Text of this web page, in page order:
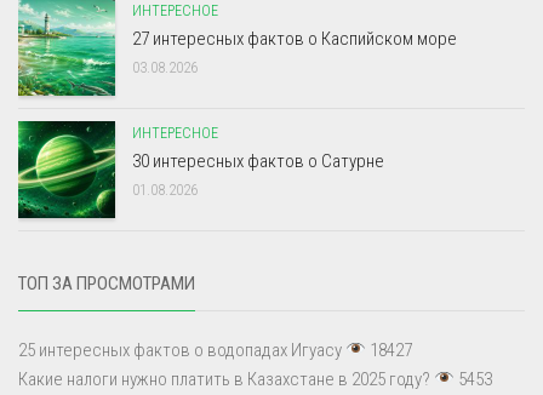
ИНТЕРЕСНОЕ
27 интересных фактов о Каспийском море
03.08.2026
ИНТЕРЕСНОЕ
30 интересных фактов о Сатурне
01.08.2026
ТОП ЗА ПРОСМОТРАМИ
25 интересных фактов о водопадах Игуасу
18427
Какие налоги нужно платить в Казахстане в 2025 году?
5453